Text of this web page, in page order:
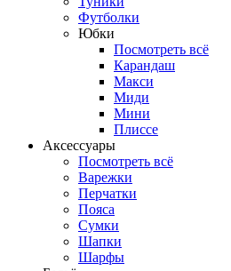
Футболки
Юбки
Посмотреть всё
Карандаш
Макси
Миди
Мини
Плиссе
Аксессуары
Посмотреть всё
Варежки
Перчатки
Пояса
Сумки
Шапки
Шарфы